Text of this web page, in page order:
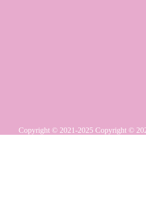
Copyright ©